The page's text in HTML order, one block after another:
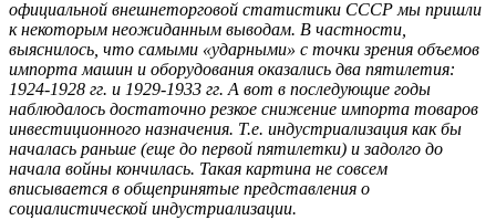
официальной внешнеторговой статистики СССР мы пришли
к некоторым неожиданным выводам. В частности,
выяснилось, что самыми «ударными» с точки зрения объемов
импорта машин и оборудования оказались два пятилетия:
1924-1928 гг. и 1929-1933 гг. А вот в последующие годы
наблюдалось достаточно резкое снижение импорта товаров
инвестиционного назначения. Т.е. индустриализация как бы
началась раньше (еще до первой пятилетки) и задолго до
начала войны кончилась. Такая картина не совсем
вписывается в общепринятые представления о
социалистической индустриализации.